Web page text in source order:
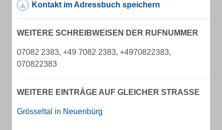
Kontakt im Adressbuch speichern
WEITERE SCHREIBWEISEN DER RUFNUMMER
07082 2383, +49 7082 2383, +4970822383,
070822383
WEITERE EINTRÄGE AUF GLEICHER STRASSE
Grösseltal in Neuenbürg